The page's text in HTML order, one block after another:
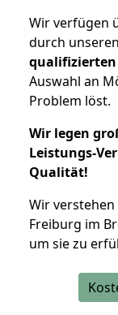
Wir verfügen
durch
Auswahl an
Problem löst.
Wir legen
Leistungs-
Qualität!
Wir
Freiburg im
um sie zu